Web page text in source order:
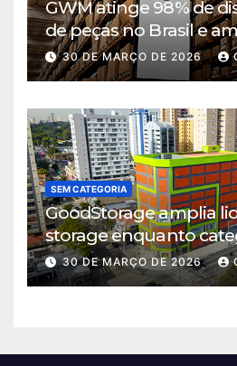
GWM atinge 98% de
de peças no Brasil e
logística em Cajamar
30 DE MARÇO DE 2026
SEM CATEGORIA
GoodStorage amplia
storage enquanto
consolida em São
30 DE MARÇO DE 2026